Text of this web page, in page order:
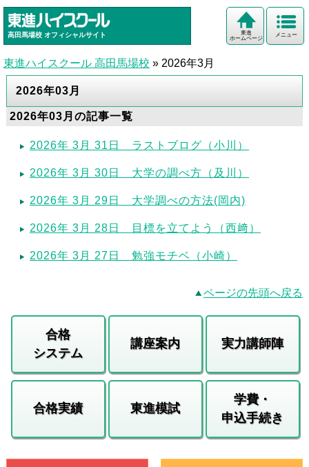
高田馬場校 オフィシャルサイト メニュー
東進
ホームページ
東進ハイスクール 高田馬場校 » 2026年3月
2026年03月
2026年03月の記事一覧
2026年 3月 31日 ラストブログ（小川）
2026年 3月 30日 大学の調べ方（及川）
2026年 3月 29日 大学調べの方法(岡内)
2026年 3月 28日 目標を立てよう（西﨑）
2026年 3月 27日 勉強モチベ（小崎）
ページの先頭へ戻る
合格
システム
講座案内 実力講師陣
合格実績 東進模試
学費・
申込手続き